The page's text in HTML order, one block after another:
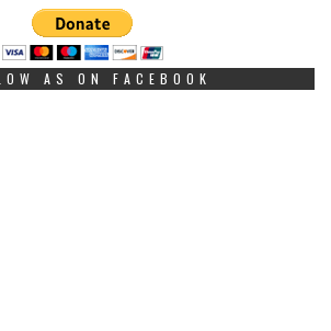
AS ON FACEBOOK